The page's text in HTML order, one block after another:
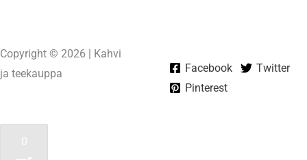
Copyright © 2026 | Kahvi
ja teekauppa
Facebook
Twitter
Pinterest
0